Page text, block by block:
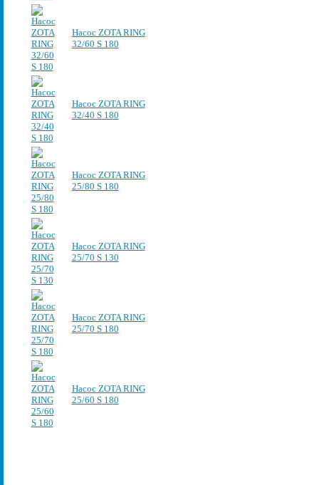
Насос ZOTA RING
32/60 S 180
Насос ZOTA RING
32/40 S 180
Насос ZOTA RING
25/80 S 180
Насос ZOTA RING
25/70 S 130
Насос ZOTA RING
25/70 S 180
Насос ZOTA RING
25/60 S 180